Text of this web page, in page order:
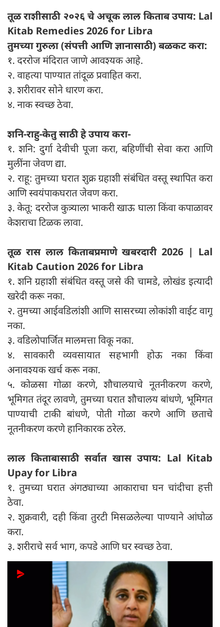
तूळ राशीसाठी २०२६ चे अचूक लाल किताब उपाय: Lal
Kitab Remedies 2026 for Libra
तुमच्या गुरुला (संपत्ती आणि ज्ञानासाठी) बळकट करा:
१. दररोज मंदिरात जाणे आवश्यक आहे.
२. वाहत्या पाण्यात तांदूळ प्रवाहित करा.
३. शरीरावर सोने धारण करा.
४. नाक स्वच्छ ठेवा.
शनि-राहु-केतु साठी हे उपाय करा-
१. शनि: दुर्गा देवीची पूजा करा, बहिणींची सेवा करा आणि
मुलींना जेवण द्या.
२. राहू: तुमच्या घरात शुक्र ग्रहाशी संबंधित वस्तू स्थापित करा
आणि स्वयंपाकघरात जेवण करा.
३. केतू: दररोज कुत्र्याला भाकरी खाऊ घाला किंवा कपाळावर
केशराचा टिळक लावा.
तूळ रास लाल किताबप्रमाणे खबरदारी 2026 | Lal
Kitab Caution 2026 for Libra
१. शनि ग्रहाशी संबंधित वस्तू जसे की चामडे, लोखंड इत्यादी
खरेदी करू नका.
२. तुमच्या आईवडिलांशी आणि सासरच्या लोकांशी वाईट वागू
नका.
३. वडिलोपार्जित मालमत्ता विकू नका.
४. सावकारी व्यवसायात सहभागी होऊ नका किंवा
अनावश्यक खर्च करू नका.
५. कोळसा गोळा करणे, शौचालयाचे नूतनीकरण करणे,
भूमिगत तंदूर लावणे, तुमच्या घरात शौचालय बांधणे, भूमिगत
पाण्याची टाकी बांधणे, पोती गोळा करणे आणि छताचे
नूतनीकरण करणे हानिकारक ठरेल.
लाल किताबासाठी सर्वात खास उपाय: Lal Kitab
Upay for Libra
१. तुमच्या घरात अंगठ्याच्या आकाराचा घन चांदीचा हत्ती
ठेवा.
२. शुक्रवारी, दही किंवा तुरटी मिसळलेल्या पाण्याने आंघोळ
करा.
३. शरीराचे सर्व भाग, कपडे आणि घर स्वच्छ ठेवा.